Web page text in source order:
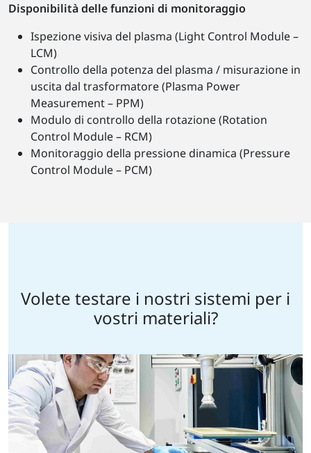
Disponibilità delle funzioni di monitoraggio
Ispezione visiva del plasma (Light Control Module –
LCM)
Controllo della potenza del plasma / misurazione in
uscita dal trasformatore (Plasma Power
Measurement – PPM)
Modulo di controllo della rotazione (Rotation
Control Module – RCM)
Monitoraggio della pressione dinamica (Pressure
Control Module – PCM)
Volete testare i nostri sistemi per i
vostri materiali?